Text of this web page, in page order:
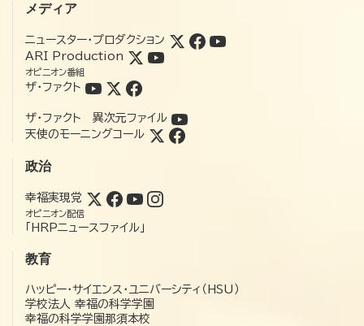
メディア
ニュースター・プロダクション
ARI Production
オピニオン番組
ザ・ファクト
ザ・ファクト 異次元ファイル
天使のモーニングコール
政治
幸福実現党
オピニオン配信
「HRPニュースファイル」
教育
ハッピー・サイエンス・ユニバーシティ（HSU）
学校法人 幸福の科学学園
幸福の科学学園那須本校